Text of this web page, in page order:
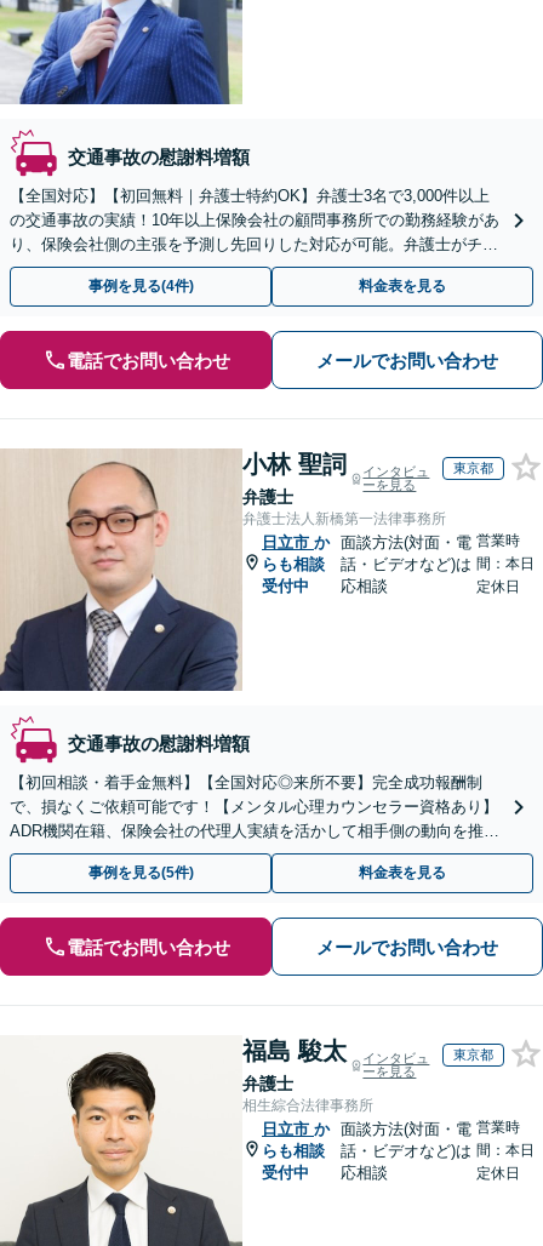
交通事故の慰謝料増額
【全国対応】【初回無料｜弁護士特約OK】弁護士3名で3,000件以上
の交通事故の実績！10年以上保険会社の顧問事務所での勤務経験があ
り、保険会社側の主張を予測し先回りした対応が可能。弁護士がチー
ムとなり示談交渉、休業損害、後遺障害等に対応。
事例を見る(4件) 料金表を見る
電話でお問い合わせ メールでお問い合わせ
小林 聖詞
弁護士
インタビュ
ーを見る
東京都
弁護士法人新橋第一法律事務所
日立市 か
らも相談
受付中
面談方法(対面・電
話・ビデオなど)は
応相談
営業時
間：本日
定休日
交通事故の慰謝料増額
【初回相談・着手金無料】【全国対応◎来所不要】完全成功報酬制
で、損なくご依頼可能です！【メンタル心理カウンセラー資格あり】
ADR機関在籍、保険会社の代理人実績を活かして相手側の動向を推測
し、柔軟な解決方針をご提案いたします【LINE対応】
事例を見る(5件) 料金表を見る
電話でお問い合わせ メールでお問い合わせ
福島 駿太
弁護士
インタビュ
ーを見る
東京都
相生綜合法律事務所
日立市 か
らも相談
受付中
面談方法(対面・電
話・ビデオなど)は
応相談
営業時
間：本日
定休日